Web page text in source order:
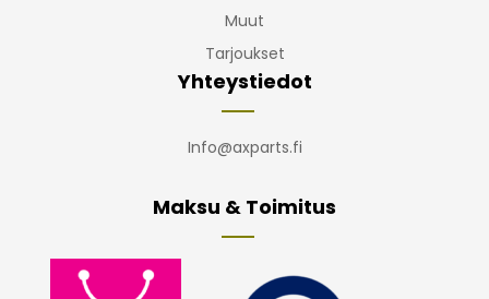
Muut
Tarjoukset
Yhteystiedot
Info@axparts.fi
Maksu & Toimitus